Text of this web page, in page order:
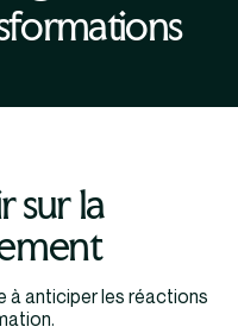
sur la
à anticiper les réactions